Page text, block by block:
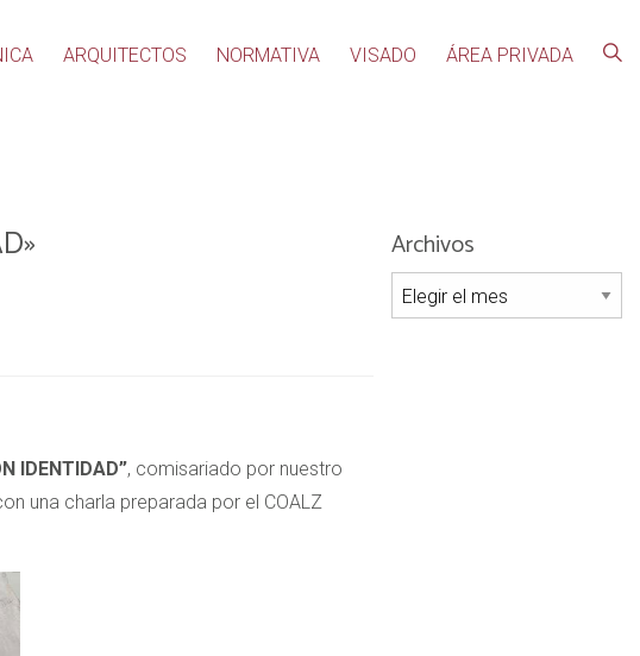
ARQUITECTOS NORMATIVA VISADO ÁREA PRIVADA
IDENTIDAD”, comisariado por nuestro
una charla preparada por el COALZ
Archivos
Archivos